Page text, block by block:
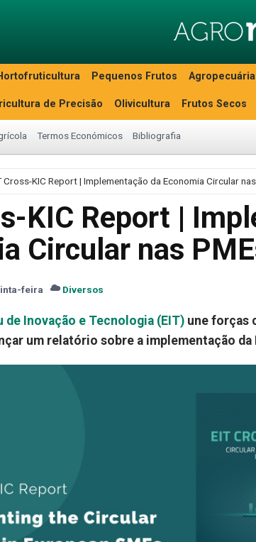
Pequenos Frutos Agropecuária
de Precisão Olivicultura Frutos Secos
Termos Económicos Bibliografia
Cross-KIC Report | Implementação da Economia Circular
KIC Report |
Circular nas
feira Diversos
de Inovação e Tecnologia (EIT) une forças
um relatório sobre a implementação